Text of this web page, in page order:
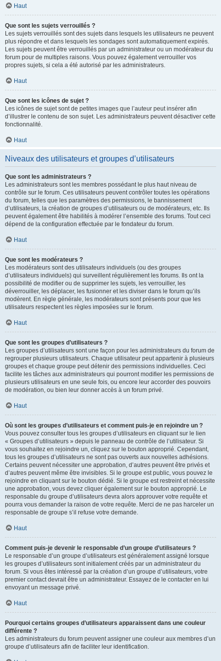
Haut
Que sont les sujets verrouillés ?
Les sujets verrouillés sont des sujets dans lesquels les utilisateurs ne peuvent
plus répondre et dans lesquels les sondages sont automatiquement expirés.
Les sujets peuvent être verrouillés par un administrateur ou un modérateur du
forum pour de multiples raisons. Vous pouvez également verrouiller vos
propres sujets, si cela a été autorisé par les administrateurs.
Haut
Que sont les icônes de sujet ?
Les icônes de sujet sont de petites images que l’auteur peut insérer afin
d’illustrer le contenu de son sujet. Les administrateurs peuvent désactiver cette
fonctionnalité.
Haut
Niveaux des utilisateurs et groupes d’utilisateurs
Que sont les administrateurs ?
Les administrateurs sont les membres possédant le plus haut niveau de
contrôle sur le forum. Ces utilisateurs peuvent contrôler toutes les opérations
du forum, telles que les paramètres des permissions, le bannissement
d’utilisateurs, la création de groupes d’utilisateurs ou de modérateurs, etc. Ils
peuvent également être habilités à modérer l’ensemble des forums. Tout ceci
dépend de la configuration effectuée par le fondateur du forum.
Haut
Que sont les modérateurs ?
Les modérateurs sont des utilisateurs individuels (ou des groupes
d’utilisateurs individuels) qui surveillent régulièrement les forums. Ils ont la
possibilité de modifier ou de supprimer les sujets, les verrouiller, les
déverrouiller, les déplacer, les fusionner et les diviser dans le forum qu’ils
modèrent. En règle générale, les modérateurs sont présents pour que les
utilisateurs respectent les règles imposées sur le forum.
Haut
Que sont les groupes d’utilisateurs ?
Les groupes d’utilisateurs sont une façon pour les administrateurs du forum de
regrouper plusieurs utilisateurs. Chaque utilisateur peut appartenir à plusieurs
groupes et chaque groupe peut détenir des permissions individuelles. Ceci
facilite les tâches aux administrateurs qui pourront modifier les permissions de
plusieurs utilisateurs en une seule fois, ou encore leur accorder des pouvoirs
de modération, ou bien leur donner accès à un forum privé.
Haut
Où sont les groupes d’utilisateurs et comment puis-je en rejoindre un ?
Vous pouvez consulter tous les groupes d’utilisateurs en cliquant sur le lien
« Groupes d’utilisateurs » depuis le panneau de contrôle de l’utilisateur. Si
vous souhaitez en rejoindre un, cliquez sur le bouton approprié. Cependant,
tous les groupes d’utilisateurs ne sont pas ouverts aux nouvelles adhésions.
Certains peuvent nécessiter une approbation, d’autres peuvent être privés et
d’autres peuvent même être invisibles. Si le groupe est public, vous pouvez le
rejoindre en cliquant sur le bouton dédié. Si le groupe est restreint et nécessite
une approbation, vous devez cliquer également sur le bouton approprié. Le
responsable du groupe d’utilisateurs devra alors approuver votre requête et
pourra vous demander la raison de votre requête. Merci de ne pas harceler un
responsable de groupe s’il refuse votre demande.
Haut
Comment puis-je devenir le responsable d’un groupe d’utilisateurs ?
Le responsable d’un groupe d’utilisateurs est généralement assigné lorsque
les groupes d’utilisateurs sont initialement créés par un administrateur du
forum. Si vous êtes intéressé par la création d’un groupe d’utilisateurs, votre
premier contact devrait être un administrateur. Essayez de le contacter en lui
envoyant un message privé.
Haut
Pourquoi certains groupes d’utilisateurs apparaissent dans une couleur
différente ?
Les administrateurs du forum peuvent assigner une couleur aux membres d’un
groupe d’utilisateurs afin de faciliter leur identification.